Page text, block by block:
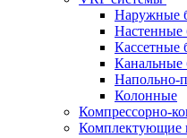
Наружные
Настенные
Кассетные
Канальные
Напольно-
Колонные
Компрессорно-
Комплектующие